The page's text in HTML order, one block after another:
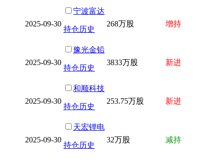
2025-09-30
宁波富达
持仓历史
268万股 增持
2025-09-30
豫光金铅
持仓历史
3833万股 新进
2025-09-30
和顺科技
持仓历史
253.75万股 新进
2025-09-30
天宏锂电
持仓历史
32万股 减持